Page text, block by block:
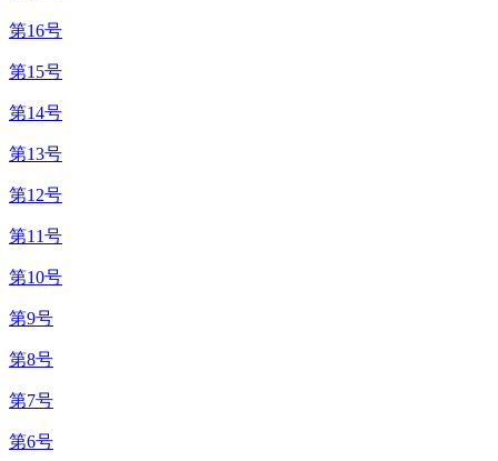
第16号
第15号
第14号
第13号
第12号
第11号
第10号
第9号
第8号
第7号
第6号